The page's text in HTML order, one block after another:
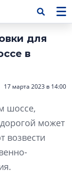
для
в
17 марта 2023 в 14:00
шоссе,
может
возвести